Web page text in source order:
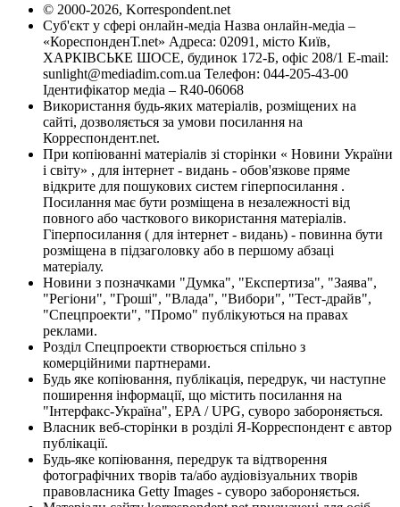
© 2000-2026, Korrespondent.net
Суб'єкт у сфері онлайн-медіа Назва онлайн-медіа –
«КореспонденТ.net» Адреса: 02091, місто Київ,
ХАРКІВСЬКЕ ШОСЕ, будинок 172-Б, офіс 208/1 E-mail:
sunlight@mediadim.com.ua Телефон: 044-205-43-00
Ідентифікатор медіа – R40-06068
Використання будь-яких матеріалів, розміщених на
сайті, дозволяється за умови посилання на
Корреспондент.net.
При копіюванні матеріалів зі сторінки « Новини України
і світу» , для інтернет - видань - обов'язкове пряме
відкрите для пошукових систем гіперпосилання .
Посилання має бути розміщена в незалежності від
повного або часткового використання матеріалів.
Гіперпосилання ( для інтернет - видань) - повинна бути
розміщена в підзаголовку або в першому абзаці
матеріалу.
Новини з позначками "Думка", "Експертиза", "Заява",
"Регіони", "Гроші", "Влада", "Вибори", "Тест-драйв",
"Спецпроекти", "Промо" публікуються на правах
реклами.
Розділ Спецпроекти створюється спільно з
комерційними партнерами.
Будь яке копіювання, публікація, передрук, чи наступне
поширення інформації, що містить посилання на
"Інтерфакс-Україна", EPA / UPG, суворо забороняється.
Власник веб-сторінки в розділі Я-Корреспондент є автор
публікації.
Будь-яке копіювання, передрук та відтворення
фотографічних творів та/або аудіовізуальних творів
правовласника Getty Images - суворо забороняється.